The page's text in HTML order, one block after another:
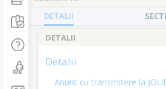
DETALII
DETALII
Detalii
Anunt cu transmitere la